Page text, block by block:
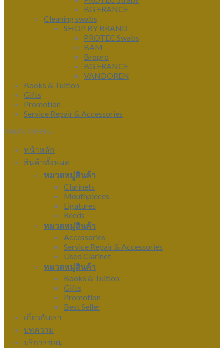
BG FRANCE
Cleaning swabs
SHOP BY BRAND
PROTEC Swabs
BAM
Bropro
BG FRANCE
VANDOREN
Books & Tuition
Gifts
Promotion
Service Repair & Accessories
MAIN MENU
หน้าหลัก
สินค้าทั้งหมด
หมวดหมู่สินค้า
Clarinets
Mouthpieces
Ligatures
Reeds
หมวดหมู่สินค้า
Accessories
Service Repair & Accessories
Used Clarinet
หมวดหมู่สินค้า
Books & Tuition
Gifts
Promotion
Best Seller
เกี่ยวกับเรา
บทความ
บริการซ่อม